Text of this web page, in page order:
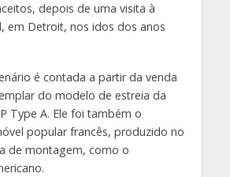
depois de uma visita à
em Detroit, nos idos dos anos
é contada a partir da venda
do modelo de estreia da
Type A. Ele foi também o
popular francês, produzido no
de montagem, como o